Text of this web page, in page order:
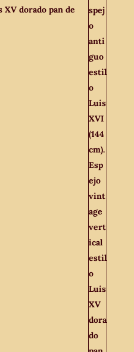
dorado pan de